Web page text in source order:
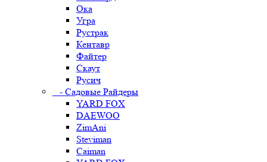
Ока
Угра
Рустрак
Кентавр
Файтер
Скаут
Русич
- Садовые Райдеры
YARD FOX
DAEWOO
ZimAni
Steviman
Caiman